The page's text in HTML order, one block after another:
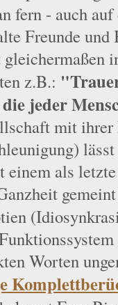
fern - auch
Freunde
z.B.:
jeder
mit
einem als
Worten